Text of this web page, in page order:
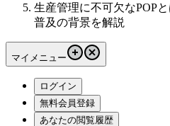
生産管理に不可欠なPOP
普及の背景を解説
マイメニュー
ログイン
無料会員登録
あなたの閲覧履歴